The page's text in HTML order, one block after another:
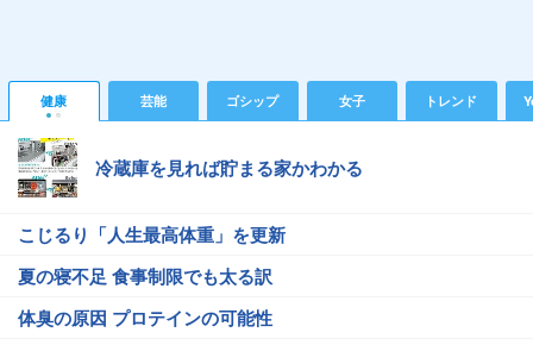
健康 芸能 ゴシップ 女子 トレンド
冷蔵庫を見れば貯まる家かわかる
こじるり「人生最高体重」を更新
夏の寝不足 食事制限でも太る訳
体臭の原因 プロテインの可能性